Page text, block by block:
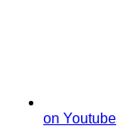
on Youtube